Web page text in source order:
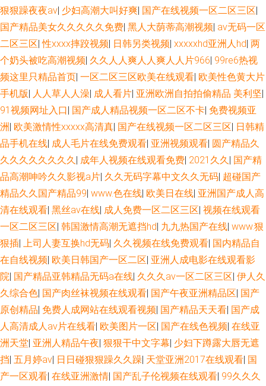
狠狠躁夜夜av| 少妇高潮大叫好爽| 国产在线视频一区二区三区|
国产精品美女久久久久久免费| 黑人大荫蒂高潮视频| av无码一区
二区三区|性xxxx摔跤视频| 日韩另类视频| xxxxxhd亚洲人hd| 两
个奶头被吃高潮视频| 久久人人爽人人爽人人片966| 99re6热视
频这里只精品首页| 一区二区三区欧美在线观看| 欧美性色黄大片
手机版| 人人草人人澡| 成人看片| 亚洲欧洲自拍拍偷精品 美利坚|
91视频网址入口| 国产成人精品视频一区二区不卡| 免费视频亚
洲 | 欧美激情性xxxxx高清真| 国产在线视频一区二区三区| 日韩精
品手机在线| 成人毛片在线免费观看| 亚洲视频观看| 圆产精品久
久久久久久久久久| 成年人视频在线观看免费| 2021久久| 国产精
品高潮呻吟久久影视a片| 久久无码字幕中文久久无码| 超碰国产
精品久久国产精品99| www.色在线| 欧美日在线| 亚洲国产成人高
清在线观看| 黑丝av在线| 成人免费一区二区三区| 视频在线观看
一区二区三区| 韩国激情高潮无遮挡hd| 九九热国产在线| www.狠
狠插| 上司人妻互换hd无码| 久久视频在线免费观看| 国内精品自
在自线视频| 欧美日韩国产一区二区| 亚洲人成电影在线观看影
院| 国产精品亚韩精品无码a在线| 久久久av一区二区三区| 伊人久
久综合色| 国产肉丝袜视频在线观看| 国产午夜亚洲精品区| 国产
原创精品| 免费人成网站在线观看视频| 国产精品天天看| 国产成
人高清成人av片在线看| 欧美图片一区| 国产在线色视频| 在线亚
洲天堂| 亚洲人精品午夜| 狠狠干中文字幕| 少妇下蹲露大唇无遮
挡| 五月婷av| 日日碰狠狠躁久久躁| 天堂亚洲2017在线观看| 国
产一区观看| 在线亚洲激情| 国产乱子伦视频在线观看| 99久久久